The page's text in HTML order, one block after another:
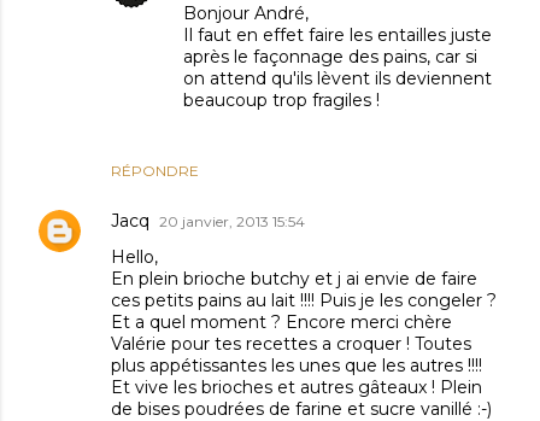
RÉPONDRE
Bonjour André,
Il faut en effet faire les entailles juste
après le façonnage des pains, car si
on attend qu'ils lèvent ils deviennent
beaucoup trop fragiles !
Jacq 20 janvier, 2013 15:54
Hello,
En plein brioche butchy et j ai envie de faire
ces petits pains au lait !!!! Puis je les congeler ?
Et a quel moment ? Encore merci chère
Valérie pour tes recettes a croquer ! Toutes
plus appétissantes les unes que les autres !!!!
Et vive les brioches et autres gâteaux ! Plein
de bises poudrées de farine et sucre vanillé :-)